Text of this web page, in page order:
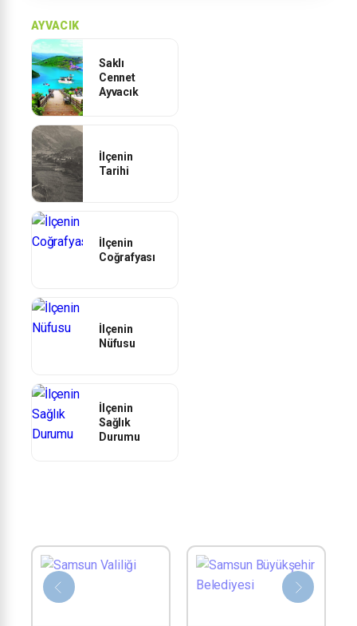
AYVACIK
Saklı
Cennet
Ayvacık
İlçenin
Tarihi
İlçenin
Coğrafyası
İlçenin
Nüfusu
İlçenin
Sağlık
Durumu